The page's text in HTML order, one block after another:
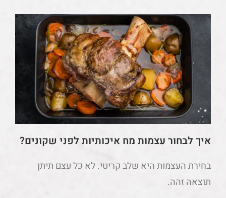
איך לבחור עצמות מח איכותיות לפני שקונים?
בחירת העצמות היא שלב קריטי. לא כל עצם תיתן
תוצאה זהה.